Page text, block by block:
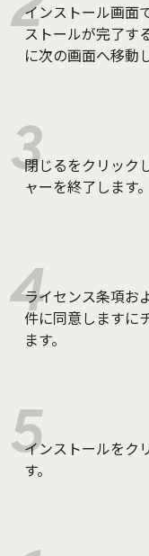
インストール画面
ストールが完了す
に次の画面へ移動
閉じるをクリック
ャーを終了します。
ライセンス条項お
件に同意しますに
ます。
インストールをク
す。